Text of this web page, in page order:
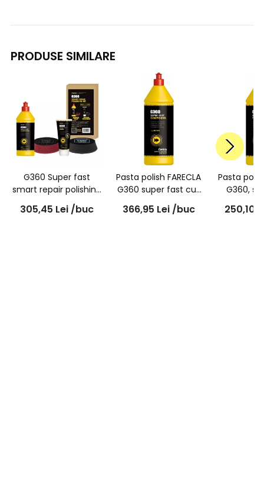
PRODUSE SIMILARE
G360 Super fast
smart repair polishing
kit, KT3024 | FARECLA
305,45 Lei /buc
Pasta polish FARECLA
G360 super fast cut
1L, SFC101
366,95 Lei /buc
Pasta
G360,
250,10